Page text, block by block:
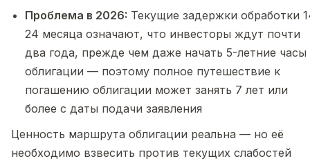
Проблема в 2026: Текущие задержки обработки
24 месяца означают, что инвесторы ждут почти
два года, прежде чем даже начать 5-летние часы
облигации — поэтому полное путешествие к
погашению облигации может занять 7 лет или
более с даты подачи заявления
Ценность маршрута облигации реальна — но её
необходимо взвесить против текущих слабостей